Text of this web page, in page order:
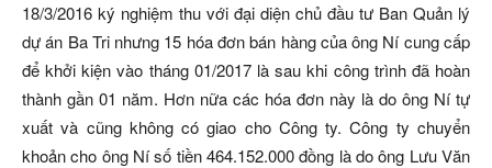
18/3/2016 ký nghiệm thu với đại diện chủ đầu tư Ban Quản lý
dự án Ba Tri nhưng 15 hóa đơn bán hàng của ông Ní cung cấp
để khởi kiện vào tháng 01/2017 là sau khi công trình đã hoàn
thành gần 01 năm. Hơn nữa các hóa đơn này là do ông Ní tự
xuất và cũng không có giao cho Công ty. Công ty chuyển
khoản cho ông Ní số tiền 464.152.000 đồng là do ông Lưu Văn